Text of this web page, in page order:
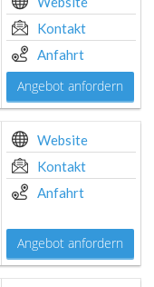
Kontakt
Anfahrt
Angebot anfordern
Website
Kontakt
Anfahrt
Angebot anfordern